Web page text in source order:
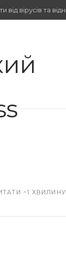
вірусів та
~1 ХВИЛИНУ